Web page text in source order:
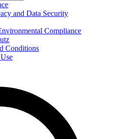
and Data Security
Compliance
Conditions